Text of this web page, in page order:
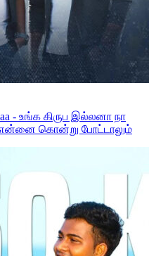
- உங்க கிருப இல்லனா நா
- என்னை கொன்று போட்டாலும்